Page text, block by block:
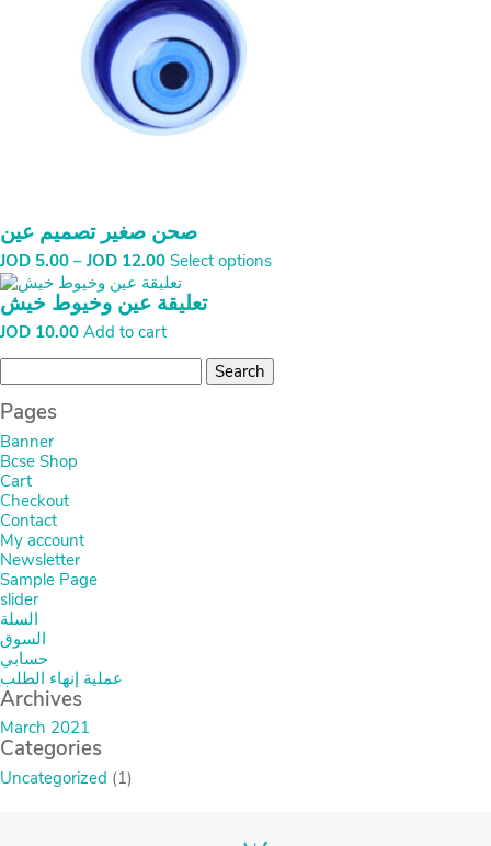
صحن صغير تصميم عين
JOD 5.00 – JOD 12.00Price
range:
JOD
5.00
through
JOD
12.00
Select options
تعليقة عين وخيوط خيش
JOD 10.00 Add to cart
for:
Pages
Banner
Bcse Shop
Cart
Checkout
Contact
My account
Newsletter
Sample Page
slider
السلة
السوق
حسابي
عملية إنهاء الطلب
Archives
March 2021
Categories
Uncategorized (1)